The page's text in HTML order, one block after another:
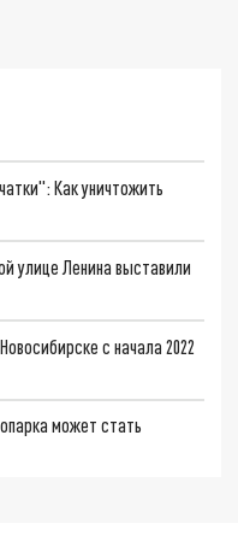
Как уничтожить
улице Ленина выставили
с начала 2022
может стать